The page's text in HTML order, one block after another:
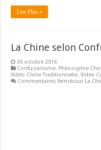
Lire Plus »
La Chine selon
30 octobre 2016
Confucianisme, Philosophie
Vidéo Chine Traditionnelle,Video
Commentaires ferméssur La